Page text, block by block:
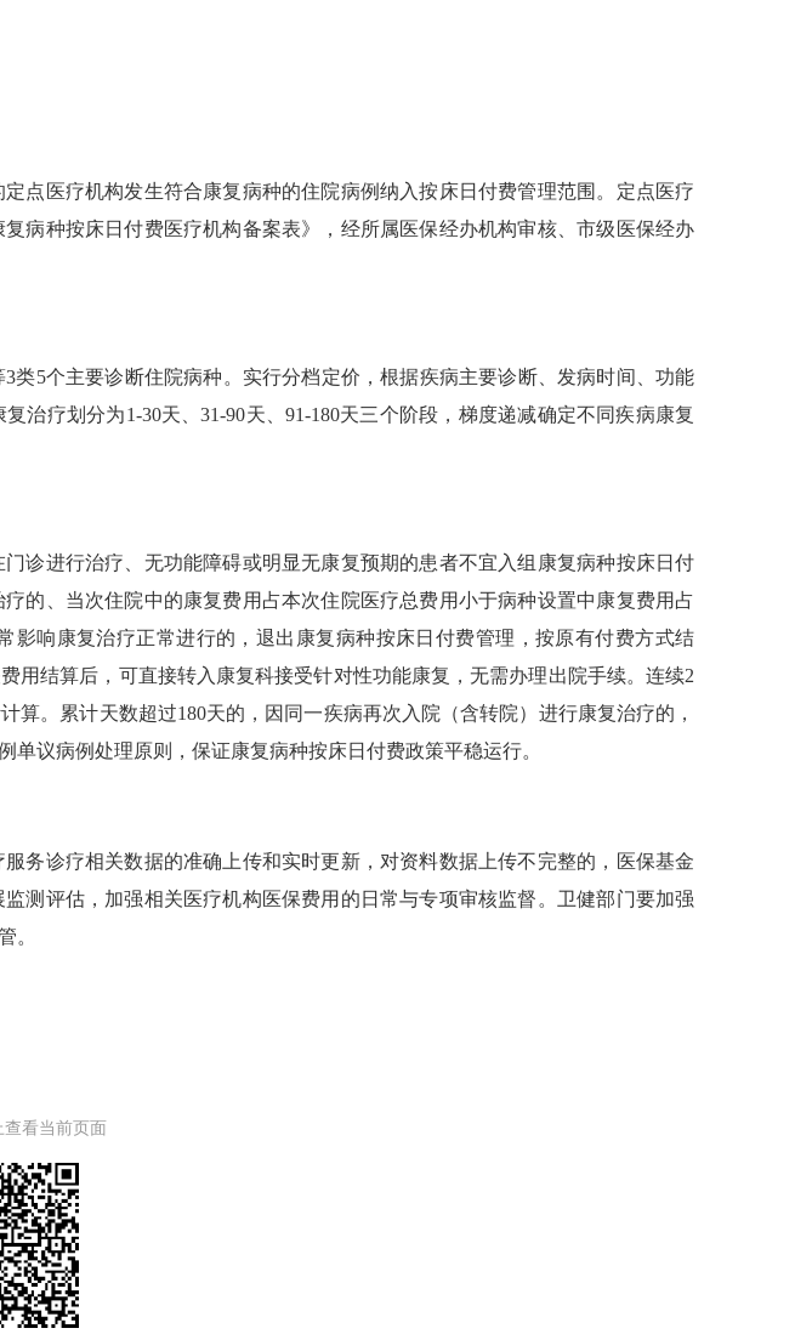
医疗机构发生符合康复病种的住院病例纳入按床日付费管理范围。定点医疗
病种按床日付费医疗机构备案表》，经所属医保经办机构审核、市级医保经办
5个主要诊断住院病种。实行分档定价，根据疾病主要诊断、发病时间、功能
疗划分为1-30天、31-90天、91-180天三个阶段，梯度递减确定不同疾病康复
进行治疗、无功能障碍或明显无康复预期的患者不宜入组康复病种按床日付
的、当次住院中的康复费用占本次住院医疗总费用小于病种设置中康复费用占
响康复治疗正常进行的，退出康复病种按床日付费管理，按原有付费方式结
结算后，可直接转入康复科接受针对性功能康复，无需办理出院手续。连续2
。累计天数超过180天的，因同一疾病再次入院（含转院）进行康复治疗的，
议病例处理原则，保证康复病种按床日付费政策平稳运行。
诊疗相关数据的准确上传和实时更新，对资料数据上传不完整的，医保基金
测评估，加强相关医疗机构医保费用的日常与专项审核监督。卫健部门要加强
。
看当前页面